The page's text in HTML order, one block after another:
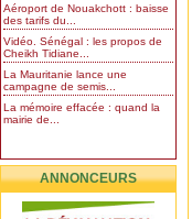
Aéroport de Nouakchott : baisse
des tarifs du...
Vidéo. Sénégal : les propos de
Cheikh Tidiane...
La Mauritanie lance une
campagne de semis...
La mémoire effacée : quand la
mairie de...
ANNONCEURS